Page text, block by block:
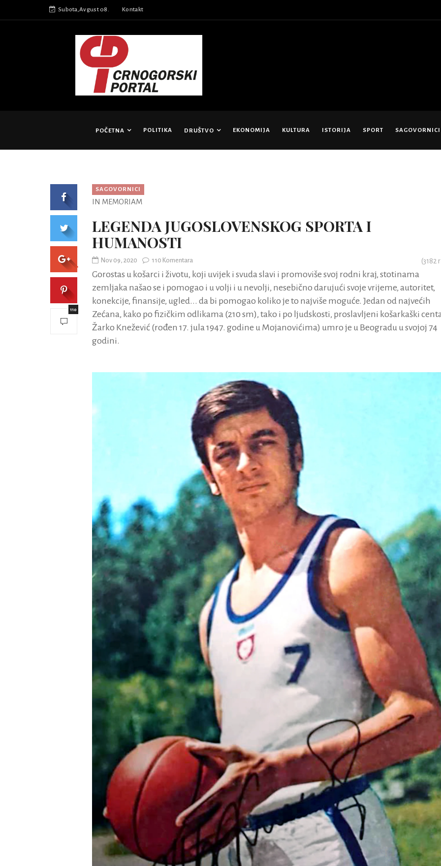
Subota,Avgust 08. Kontakt
POČETNA POLITIKA DRUŠTVO EKONOMIJA KULTURA ISTORIJA SPORT SAGOVORNICI
SAGOVORNICI
IN MEMORIAM
LEGENDA JUGOSLOVENSKOG SPORTA I
HUMANOSTI
Nov 09, 2020 110 Komentara (3182
Gorostas u košarci i životu, koji uvijek i svuda slavi i promoviše svoj rodni kraj, stotinama
zemljaka našao se i pomogao i u volji i u nevolji, nesebično darujući svoje vrijeme, autoritet,
konekcije, finansije, ugled... da bi pomogao koliko je to najviše moguće. Jedan od najvećih
Zećana, kako po fizičkim odlikama (210 sm), tako i po ljudskosti, proslavljeni košarkaški
Žarko Knežević (rođen 17. jula 1947. godine u Mojanovićima) umro je u Beogradu u svojoj 74
godini.
110